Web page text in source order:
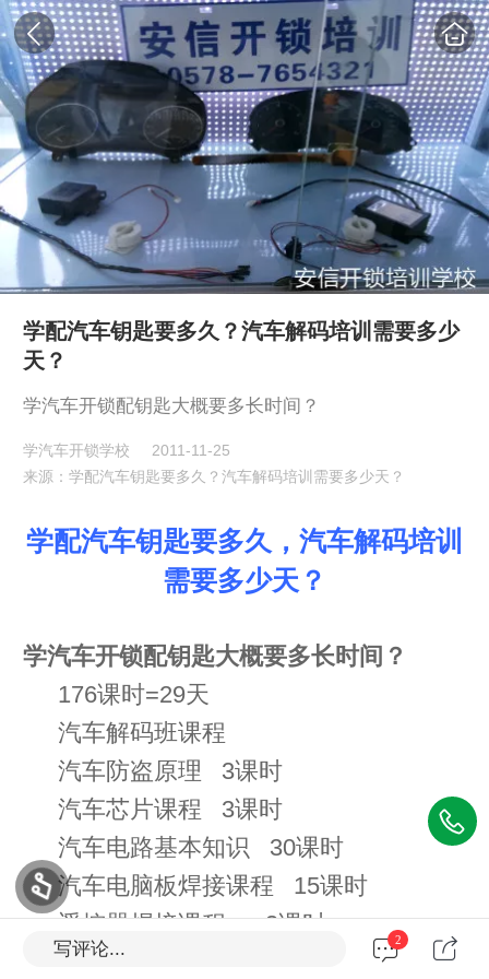
学配汽车钥匙要多久？汽车解码培训需要多少
天？
学汽车开锁配钥匙大概要多长时间？
学汽车开锁学校
2011-11-25
来源：学配汽车钥匙要多久？汽车解码培训需要多少天？
学配汽车钥匙要多久 ， 汽车解码培训
需要多少天？
学汽车开锁配钥匙大概要多长时间？
176课时=29天
汽车解码班课程
汽车防盗原理 3课时
汽车芯片课程 3课时
汽车电路基本知识 30课时
汽车电脑板焊接课程 15课时
遥控器焊接课程 3课时
汽车基本知识讲解 2课时
写评论... 2